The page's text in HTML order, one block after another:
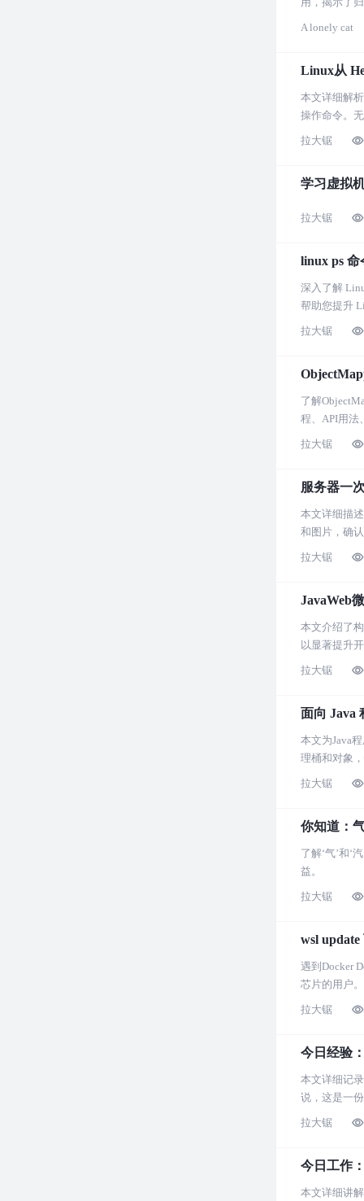
A lonely cat
Linux从
本文详细解
操作命令。
拉大锯
学习虚拟
拉大锯
linux ps
深入了解
帮助您提升
拉大锯
了解
程、API用法
拉大锯
服务器一
本文详细描
和图片，确
系统维护具
拉大锯
JavaWeb
本文介绍了
以显著提升
拉大锯
面向 Java
本文为Java
理桶和对象
拉大锯
你知道：
了解‘气’和‘
益。
拉大锯
wsl
遇到Docker
芯片的用户。
拉大锯
今日经验
本文详细记
说，这是一
拉大锯
今日工作
本文详细讲